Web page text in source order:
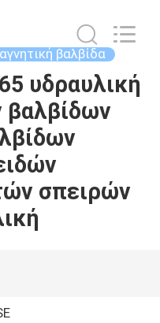
βαλβίδα
υδραυλική
σπειρών